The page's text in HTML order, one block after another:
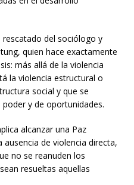
rescatado del sociólogo y
quien hace exactamente
más allá de la violencia
la violencia estructural o
social y que se
y de oportunidades.
alcanzar una Paz
de violencia directa,
no se reanuden los
resueltas aquellas